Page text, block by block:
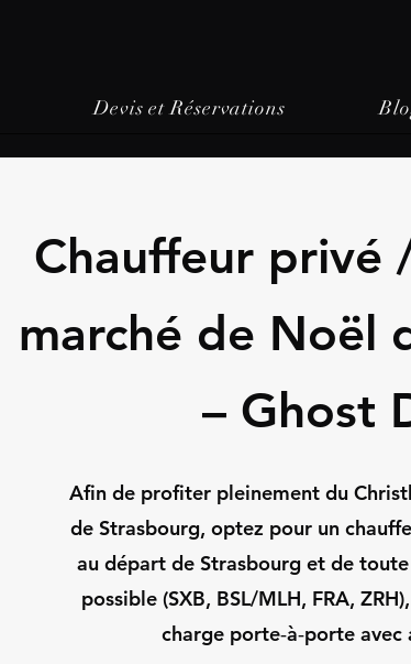
Devis et Réservations
Chauffeur privé
marché de Noël
– Ghost
Afin de profiter pleinement du
de Strasbourg, optez pour un
au départ de Strasbourg et de
possible (SXB, BSL/MLH, FRA,
charge porte‑à‑porte